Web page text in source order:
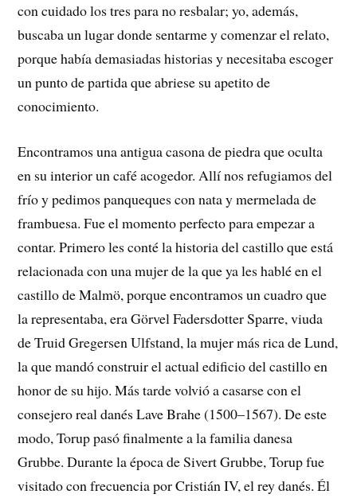
con cuidado los tres para no resbalar; yo, además,
buscaba un lugar donde sentarme y comenzar el relato,
porque había demasiadas historias y necesitaba escoger
un punto de partida que abriese su apetito de
conocimiento.
Encontramos una antigua casona de piedra que oculta
en su interior un café acogedor. Allí nos refugiamos del
frío y pedimos panqueques con nata y mermelada de
frambuesa. Fue el momento perfecto para empezar a
contar. Primero les conté la historia del castillo que está
relacionada con una mujer de la que ya les hablé en el
castillo de Malmö, porque encontramos un cuadro que
la representaba, era Görvel Fadersdotter Sparre, viuda
de Truid Gregersen Ulfstand, la mujer más rica de Lund,
la que mandó construir el actual edificio del castillo en
honor de su hijo. Más tarde volvió a casarse con el
consejero real danés Lave Brahe (1500–1567). De este
modo, Torup pasó finalmente a la familia danesa
Grubbe. Durante la época de Sivert Grubbe, Torup fue
visitado con frecuencia por Cristián IV, el rey danés. Él